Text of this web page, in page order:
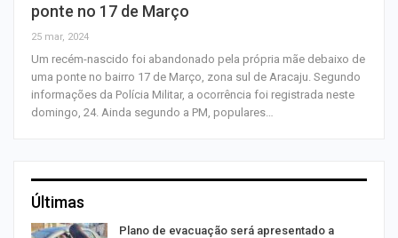
ponte no 17 de Março
25 mar, 2024
Um recém-nascido foi abandonado pela própria mãe debaixo de
uma ponte no bairro 17 de Março, zona sul de Aracaju. Segundo
informações da Polícia Militar, a ocorrência foi registrada neste
domingo, 24. Ainda segundo a PM, populares…
Últimas
Plano de evacuação será apresentado a